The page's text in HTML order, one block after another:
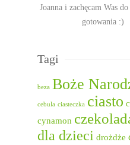
Joanna i zachęcam Was
gotowania :)
Tagi
beza Boże
cebula ciasteczka ciasto
cynamon
dla dzieci drożdże